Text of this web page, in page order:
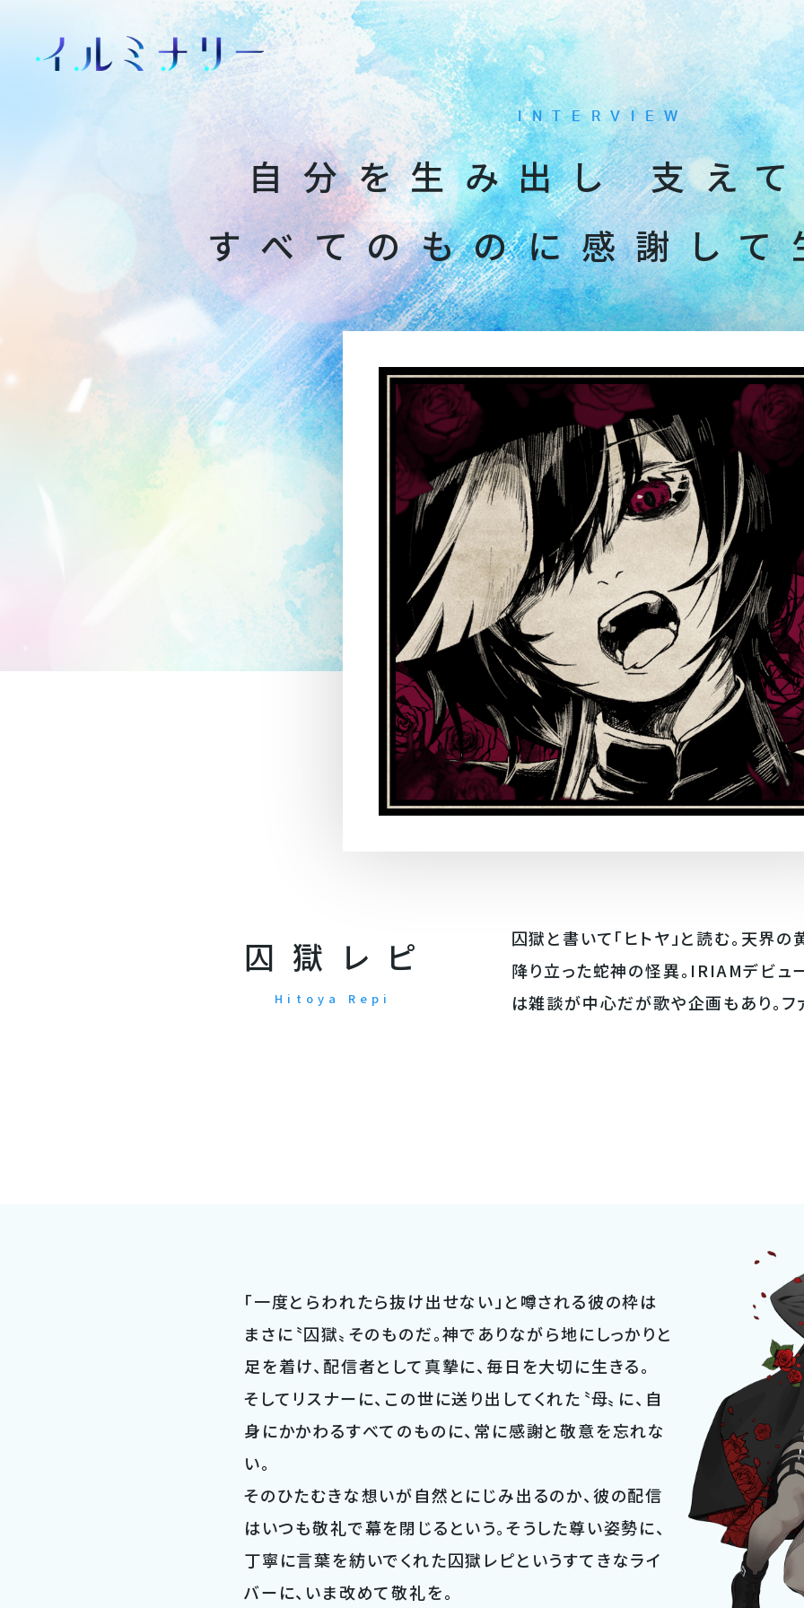
INTERVIEW
自分を生み出し 支え
すべてのものに感謝して
囚獄レピ
Hitoya Repi
囚獄と書いて「ヒトヤ」と読む。天界
降り立った蛇神の怪異。IRIAMデビュ
は雑談が中心だが歌や企画もあり。フ
「一度とらわれたら抜け出せない」と噂される彼の枠は
まさに〝囚獄〟そのものだ。神でありながら地にしっかりと
足を着け、配信者として真摯に、毎日を大切に生きる。
そしてリスナーに、この世に送り出してくれた〝母〟に、自
身にかかわるすべてのものに、常に感謝と敬意を忘れな
い。
そのひたむきな想いが自然とにじみ出るのか、彼の配信
はいつも敬礼で幕を閉じるという。そうした尊い姿勢に、
丁寧に言葉を紡いでくれた囚獄レピというすてきなライ
バーに、いま改めて敬礼を。